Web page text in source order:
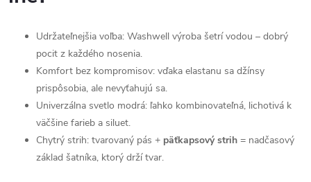
Udržateľnejšia voľba: Washwell výroba šetrí vodou – dobrý
pocit z každého nosenia.
Komfort bez kompromisov: vďaka elastanu sa džínsy
prispôsobia, ale nevyťahujú sa.
Univerzálna svetlo modrá: ľahko kombinovateľná, lichotivá k
väčšine farieb a siluet.
Chytrý strih: tvarovaný pás + päťkapsový strih = nadčasový
základ šatníka, ktorý drží tvar.